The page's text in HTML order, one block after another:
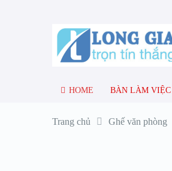
HOME BÀN LÀM VIỆC
Trang chủ Ghế văn phòng